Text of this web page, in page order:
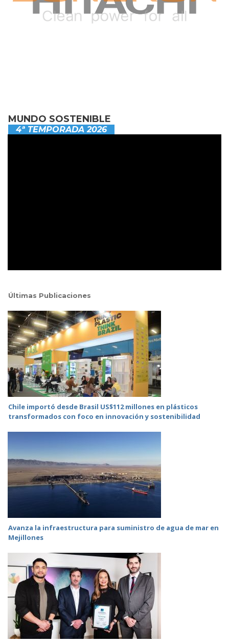
MUNDO SOSTENIBLE
4ª TEMPORADA 2026
Últimas Publicaciones
Chile importó desde Brasil US$112 millones en plásticos
transformados con foco en innovación y sostenibilidad
Avanza la infraestructura para suministro de agua de mar en
Mejillones